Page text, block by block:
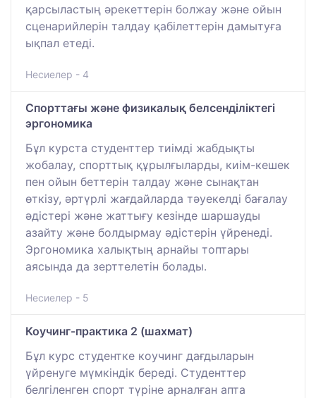
қарсыластың әрекеттерін болжау және ойын
сценарийлерін талдау қабілеттерін дамытуға
ықпал етеді.
Несиелер - 4
Спорттағы және физикалық белсенділіктегі
эргономика
Бұл курста студенттер тиімді жабдықты
жобалау, спорттық құрылғыларды, киім-кешек
пен ойын беттерін талдау және сынақтан
өткізу, әртүрлі жағдайларда тәуекелді бағалау
әдістері және жаттығу кезінде шаршауды
азайту және болдырмау әдістерін үйренеді.
Эргономика халықтың арнайы топтары
аясында да зерттелетін болады.
Несиелер - 5
Коучинг-практика 2 (шахмат)
Бұл курс студентке коучинг дағдыларын
үйренуге мүмкіндік береді. Студенттер
белгіленген спорт түріне арналған апта